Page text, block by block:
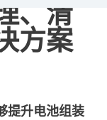
、清
方案
提升电池组装